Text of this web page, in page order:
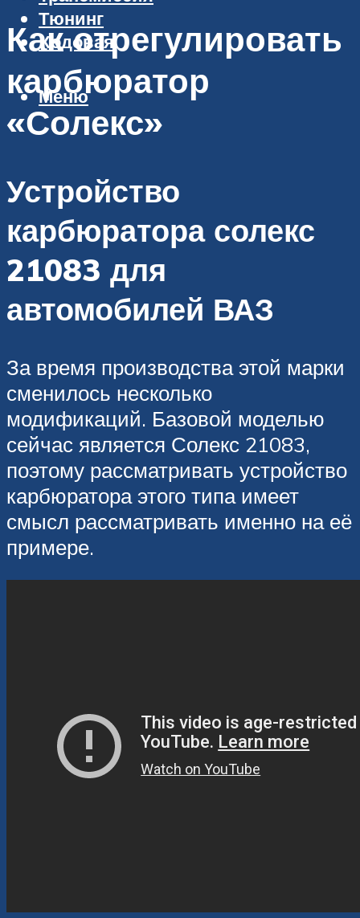
Тюнинг
Ходовая
Меню
Как отрегулировать
карбюратор
«Солекс»
Устройство
карбюратора солекс
21083 для
автомобилей ВАЗ
За время производства этой марки
сменилось несколько
модификаций. Базовой моделью
сейчас является Солекс 21083,
поэтому рассматривать устройство
карбюратора этого типа имеет
смысл рассматривать именно на её
примере.